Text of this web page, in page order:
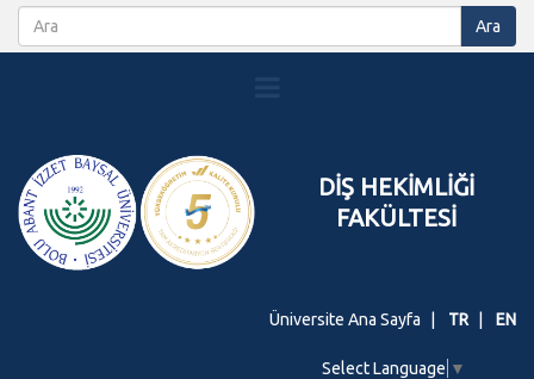
DİŞ HEKİMLİĞİ
FAKÜLTESİ
Üniversite Ana Sayfa TR EN
Select Language ▼